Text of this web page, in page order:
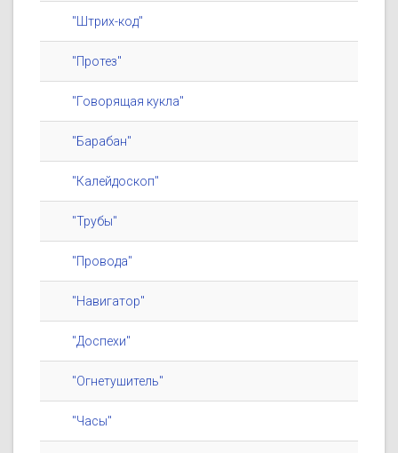
"Штрих-код"
"Протез"
"Говорящая кукла"
"Барабан"
"Калейдоскоп"
"Трубы"
"Провода"
"Навигатор"
"Доспехи"
"Огнетушитель"
"Часы"